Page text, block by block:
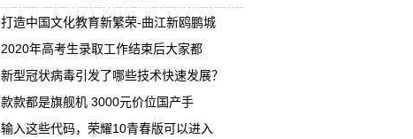
打造中国文化教育新繁荣-曲江新鸥鹏城
2020年高考生录取工作结束后大家都
新型冠状病毒引发了哪些技术快速发展？
款款都是旗舰机 3000元价位国产手
输入这些代码，荣耀10青春版可以进入